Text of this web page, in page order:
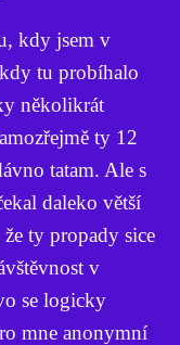
kdy jsem v
tu probíhalo
několikrát
ty 12
tatam. Ale s
daleko větší
ty propady sice
v
se logicky
mne anonymní